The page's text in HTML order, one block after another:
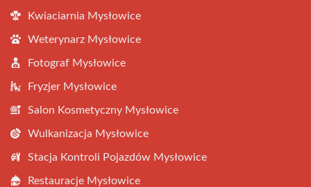
Kwiaciarnia Mysłowice
Weterynarz Mysłowice
Fotograf Mysłowice
Fryzjer Mysłowice
Salon Kosmetyczny Mysłowice
Wulkanizacja Mysłowice
Stacja Kontroli Pojazdów Mysłowice
Restauracje Mysłowice